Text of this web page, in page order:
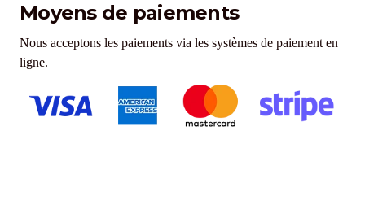
Moyens de paiements
Nous acceptons les paiements via les systèmes de paiement en
ligne.